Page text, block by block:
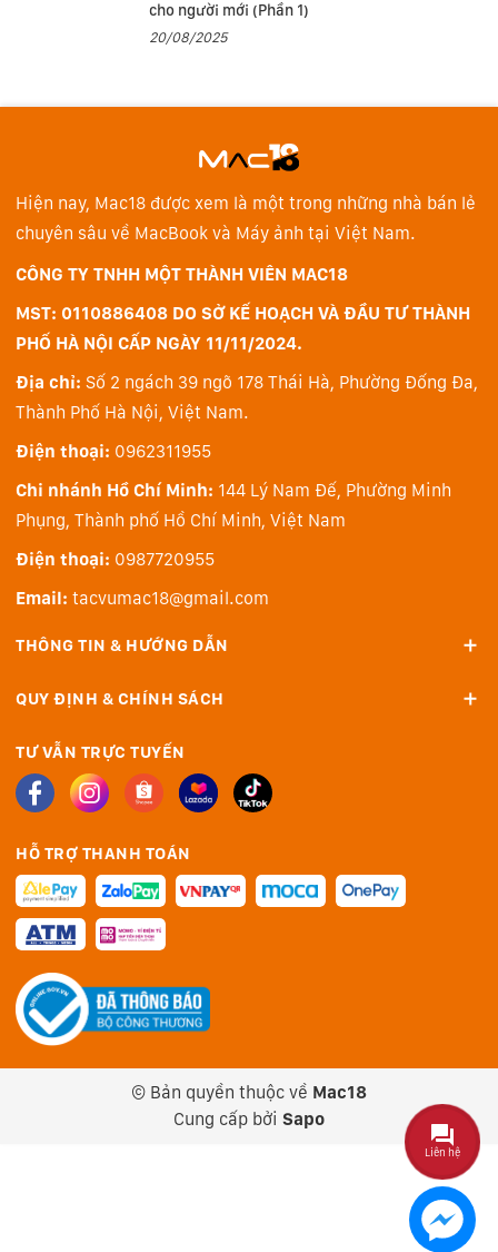
Bản lề máy tính được thiết kế lồi nhưng ở phiên bản
này đã được nhà sản xuất làm tinh tế hơn với một
thanh kim loại chạy dài và khi mở phần đáy máy sẽ
phải di chuyển làm việc thì Inspiron 14 5445 sẽ là
người bạn đồng hành tuyệt vời. Máy tính nặng 1.54kg
với độ dày 18.37mm, giúp người dùng có thể dễ dàng
cầm, nắm và mang theo bên mình mỗi khi di chuyển.
Màn hình hiển thị sắc nét, có độ phân giải
cao
Dell Inspiron 14 2024 sở hữu màn hình có kích thước
đường chéo 14 inch với độ phân giải cao 2.2K
cực đã, hình ảnh sắc nét, màu sắc tươi mới, sống động.
mỏng mang đến nhiều không gian trải nghiệm theo
chiều dọc. Đồng thời giúp tổng thể máy trở nên thoáng
hơn, hiện đại hơn.
cho người mới (Phần 1)
20/08/2025
Hiện nay, Mac18 được xem là một trong những nhà bán lẻ
chuyên sâu về MacBook và Máy ảnh tại Việt Nam.
CÔNG TY TNHH MỘT THÀNH VIÊN MAC18
MST: 0110886408 DO SỞ KẾ HOẠCH VÀ ĐẦU TƯ THÀNH
PHỐ HÀ NỘI CẤP NGÀY 11/11/2024.
Địa chỉ: Số 2 ngách 39 ngõ 178 Thái Hà, Phường Đống Đa,
Thành Phố Hà Nội, Việt Nam.
Điện thoại: 0962311955
Chi nhánh Hồ Chí Minh: 144 Lý Nam Đế, Phường Minh
Phụng, Thành phố Hồ Chí Minh, Việt Nam
Điện thoại: 0987720955
Email: tacvumac18@gmail.com
THÔNG TIN & HƯỚNG DẪN
QUY ĐỊNH & CHÍNH SÁCH
TƯ VẪN TRỰC TUYẾN
HỖ TRỢ THANH TOÁN
© Bản quyền thuộc về Mac18
Cung cấp bởi Sapo
Liên hệ